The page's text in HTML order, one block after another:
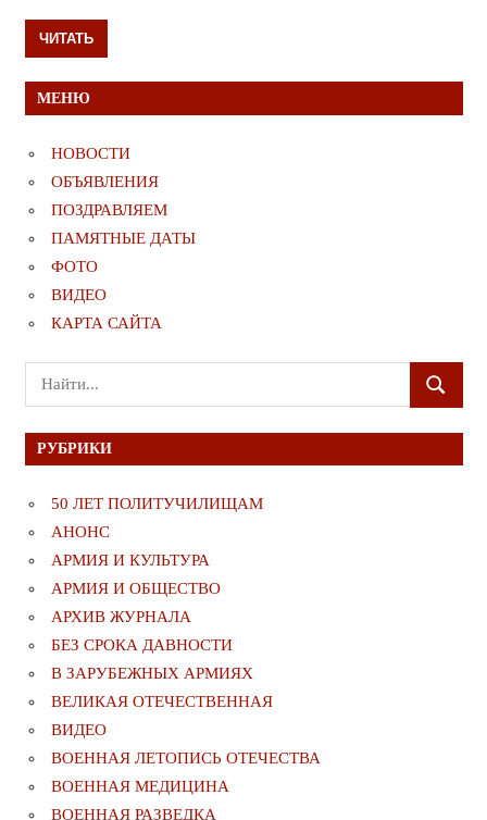
ЧИТАТЬ
МЕНЮ
НОВОСТИ
ОБЪЯВЛЕНИЯ
ПОЗДРАВЛЯЕМ
ПАМЯТНЫЕ ДАТЫ
ФОТО
ВИДЕО
КАРТА САЙТА
Поиск
для:
ПОИСК
РУБРИКИ
50 ЛЕТ ПОЛИТУЧИЛИЩАМ
АНОНС
АРМИЯ И КУЛЬТУРА
АРМИЯ И ОБЩЕСТВО
АРХИВ ЖУРНАЛА
БЕЗ СРОКА ДАВНОСТИ
В ЗАРУБЕЖНЫХ АРМИЯХ
ВЕЛИКАЯ ОТЕЧЕСТВЕННАЯ
ВИДЕО
ВОЕННАЯ ЛЕТОПИСЬ ОТЕЧЕСТВА
ВОЕННАЯ МЕДИЦИНА
ВОЕННАЯ РАЗВЕДКА